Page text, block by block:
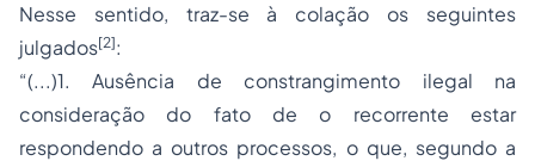
Nesse sentido, traz-se à colação os seguintes
julgados[2]:
“(...)1. Ausência de constrangimento ilegal na
consideração do fato de o recorrente estar
respondendo a outros processos, o que, segundo a